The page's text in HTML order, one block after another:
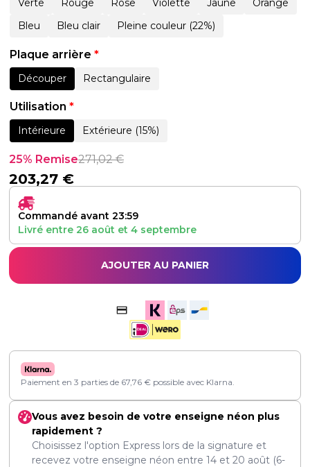
Verte
Rouge Rose Violette Jaune
Orange
Bleu
Bleu clair Pleine couleur (22%)
Plaque arrière *
Découper Rectangulaire
Utilisation *
Intérieure Extérieure (15%)
25% Remise271,02€
203,27 €
Commandé avant 23:59
Livré entre 26 août et 4 septembre
AJOUTER AU PANIER
Paiement en 3 parties de 67,76 € possible avec Klarna.
Vous avez besoin de votre enseigne néon plus
rapidement ?
Choisissez l'option Express lors de la signature et
recevez votre enseigne néon entre 14 et 20 août (6-